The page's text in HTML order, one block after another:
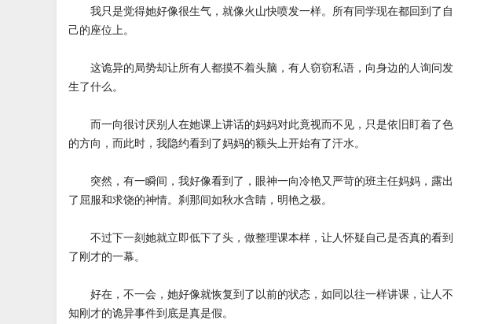
我只是觉得她好像很生气，就像火山快喷发一样。所有同学现在都回到了自
己的座位上。
这诡异的局势却让所有人都摸不着头脑，有人窃窃私语，向身边的人询问发
生了什么。
而一向很讨厌别人在她课上讲话的妈妈对此竟视而不见，只是依旧盯着了色
的方向，而此时，我隐约看到了妈妈的额头上开始有了汗水。
突然，有一瞬间，我好像看到了，眼神一向冷艳又严苛的班主任妈妈，露出
了屈服和求饶的神情。刹那间如秋水含睛，明艳之极。
不过下一刻她就立即低下了头，做整理课本样，让人怀疑自己是否真的看到
了刚才的一幕。
好在，不一会，她好像就恢复到了以前的状态，如同以往一样讲课，让人不
知刚才的诡异事件到底是真是假。